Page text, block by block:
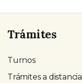
Trámites
Turnos
Trámites a distancia